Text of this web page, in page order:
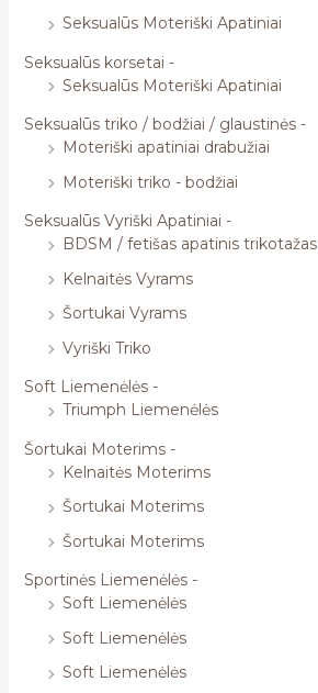
Seksualūs Moteriški Apatiniai
Seksualūs korsetai -
Seksualūs Moteriški Apatiniai
Seksualūs triko / bodžiai / glaustinės -
Moteriški apatiniai drabužiai
Moteriški triko - bodžiai
Seksualūs Vyriški Apatiniai -
BDSM / fetišas apatinis trikotažas
Kelnaitės Vyrams
Šortukai Vyrams
Vyriški Triko
Soft Liemenėlės -
Triumph Liemenėlės
Šortukai Moterims -
Kelnaitės Moterims
Šortukai Moterims
Šortukai Moterims
Sportinės Liemenėlės -
Soft Liemenėlės
Soft Liemenėlės
Soft Liemenėlės